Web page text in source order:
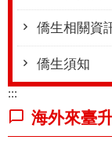
僑生相關資
僑生須知
:::
海外來臺